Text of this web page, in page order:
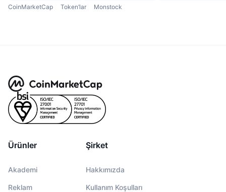
CoinMarketCap Token’lar Monstock
Ürünler
Akademi
Reklam
Şirket
Hakkımızda
Kullanım Koşulları